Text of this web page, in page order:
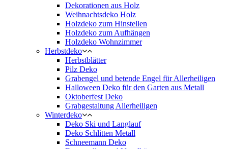
Dekorationen aus Holz
Weihnachtsdeko Holz
Holzdeko zum Hinstellen
Holzdeko zum Aufhängen
Holzdeko Wohnzimmer
Herbstdeko
Herbstblätter
Pilz Deko
Grabengel und betende Engel für Allerheiligen
Halloween Deko für den Garten aus Metall
Oktoberfest Deko
Grabgestaltung Allerheiligen
Winterdeko
Deko Ski und Langlauf
Deko Schlitten Metall
Schneemann Deko